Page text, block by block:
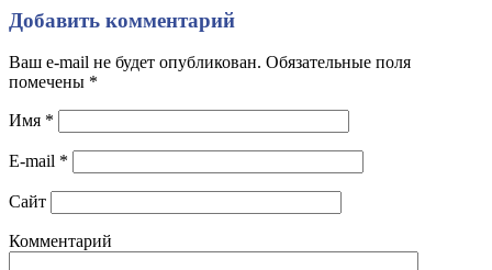
Добавить комментарий
Ваш e-mail не будет опубликован. Обязательные поля
помечены *
Имя *
E-mail *
Сайт
Комментарий